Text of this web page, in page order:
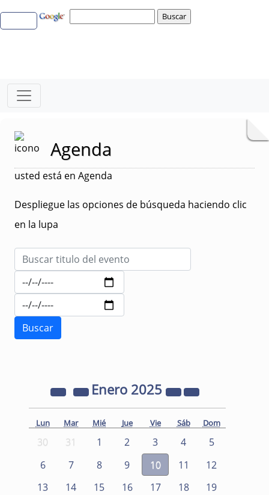
Agenda
usted está en Agenda
Despliegue las opciones de búsqueda haciendo clic
en la lupa
Enero 2025
Lun Mar Mié Jue Vie Sáb Dom
30 31 1 2 3 4
5
6
7 8 9 10 11
12
13
14 15 16 17 18
19